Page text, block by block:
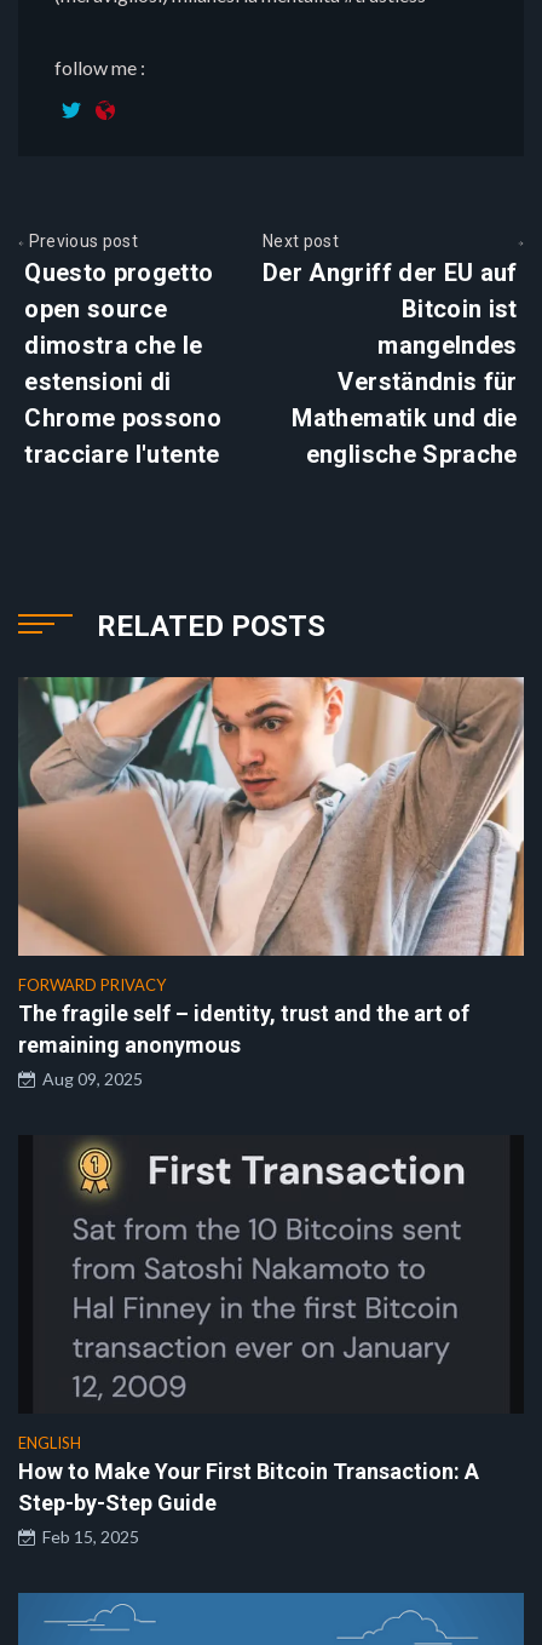
follow me :
Previous post
Questo progetto
open source
dimostra che le
estensioni di
Chrome possono
tracciare l'utente
Next post
Der Angriff der EU auf
Bitcoin ist
mangelndes
Verständnis für
Mathematik und die
englische Sprache
RELATED POSTS
FORWARD PRIVACY
The fragile self – identity, trust and the art of
remaining anonymous
Aug 09, 2025
ENGLISH
How to Make Your First Bitcoin Transaction: A
Step-by-Step Guide
Feb 15, 2025